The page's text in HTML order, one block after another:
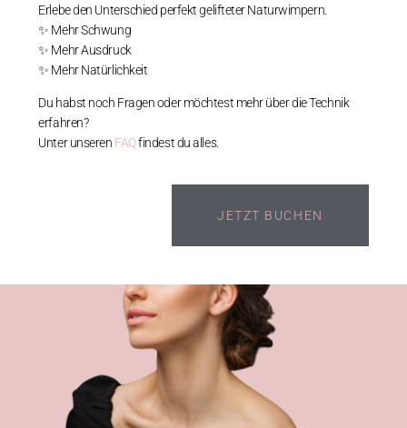
Erlebe den Unterschied perfekt gelifteter Naturwimpern.
✨ Mehr Schwung
✨ Mehr Ausdruck
✨ Mehr Natürlichkeit
Du habst noch Fragen oder möchtest mehr über die Technik
erfahren?
Unter unseren FAQfindest du alles.
JETZT BUCHEN